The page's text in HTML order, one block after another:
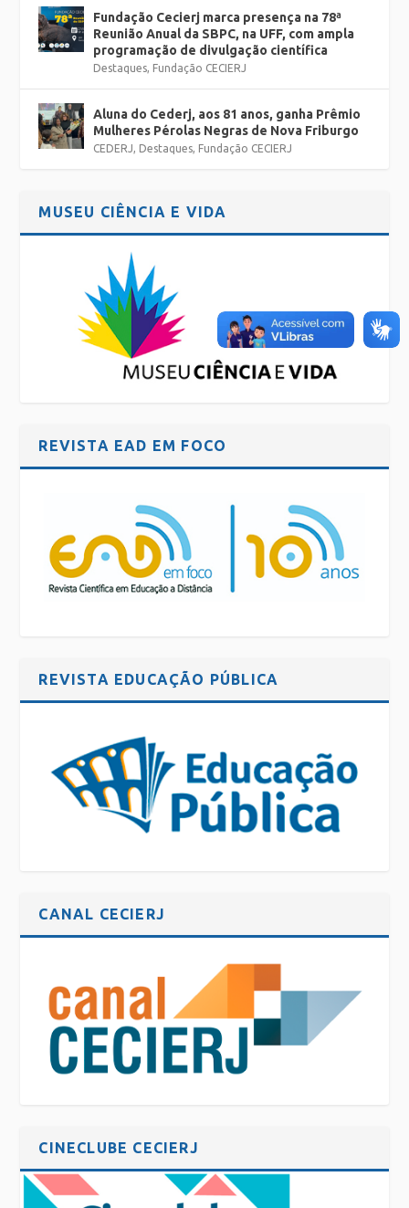
Fundação Cecierj marca presença na 78ª
Reunião Anual da SBPC, na UFF, com ampla
programação de divulgação científica
Destaques, Fundação CECIERJ
Aluna do Cederj, aos 81 anos, ganha Prêmio
Mulheres Pérolas Negras de Nova Friburgo
CEDERJ, Destaques, Fundação CECIERJ
MUSEU CIÊNCIA E VIDA
REVISTA EAD EM FOCO
REVISTA EDUCAÇÃO PÚBLICA
CANAL CECIERJ
CINECLUBE CECIERJ